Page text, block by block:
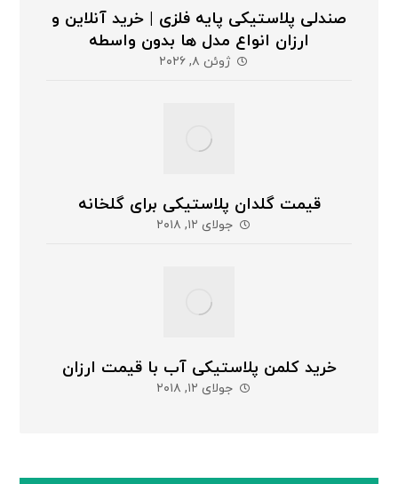
صندلی پلاستیکی پایه فلزی | خرید آنلاین و
ارزان انواع مدل ها بدون واسطه
ژوئن ۸, ۲۰۲۶
قیمت گلدان پلاستیکی برای گلخانه
جولای ۱۲, ۲۰۱۸
خرید کلمن پلاستیکی آب با قیمت ارزان
جولای ۱۲, ۲۰۱۸